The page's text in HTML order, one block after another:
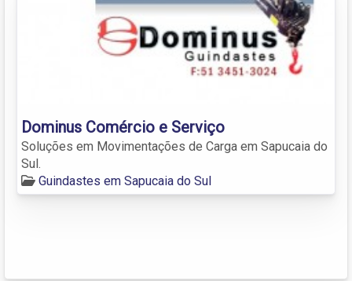
Dominus Comércio e Serviço
Soluções em Movimentações de Carga em Sapucaia do
Sul.
Guindastes em Sapucaia do Sul